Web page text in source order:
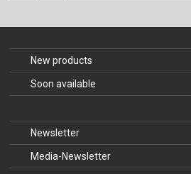
New products
Soon available
Newsletter
Media-Newsletter